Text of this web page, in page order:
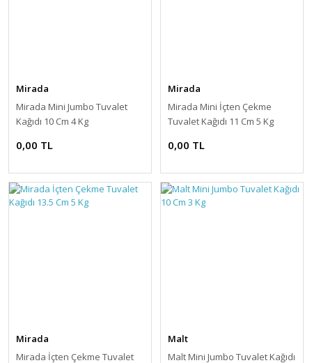
Mirada
Mirada Mini Jumbo Tuvalet
Kağıdı 10 Cm 4 Kg
0,00 TL
Mirada
Mirada Mini İçten Çekme
Tuvalet Kağıdı 11 Cm 5 Kg
0,00 TL
Mirada
Mirada İçten Çekme Tuvalet
Malt
Malt Mini Jumbo Tuvalet Kağıdı